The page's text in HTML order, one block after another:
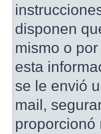
disponen
mismo o
esta
se le envió
mail,
proporcionó